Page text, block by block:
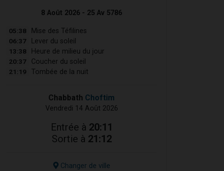
8 Août 2026 - 25 Av 5786
05:38 Mise des Téfilines
06:37 Lever du soleil
13:38 Heure de milieu du jour
20:37 Coucher du soleil
21:19 Tombée de la nuit
Chabbath Choftim
Vendredi 14 Août 2026
Entrée à 20:11
Sortie à 21:12
Changer de ville